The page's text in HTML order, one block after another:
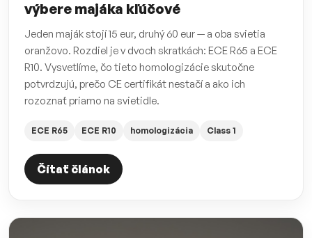
výbere majáka kľúčové
Jeden maják stojí 15 eur, druhý 60 eur — a oba svietia
oranžovo. Rozdiel je v dvoch skratkách: ECE R65 a ECE
R10. Vysvetlíme, čo tieto homologizácie skutočne
potvrdzujú, prečo CE certifikát nestačí a ako ich
rozoznať priamo na svietidle.
ECE R65 ECE R10 homologizácia Class 1
Čítať článok